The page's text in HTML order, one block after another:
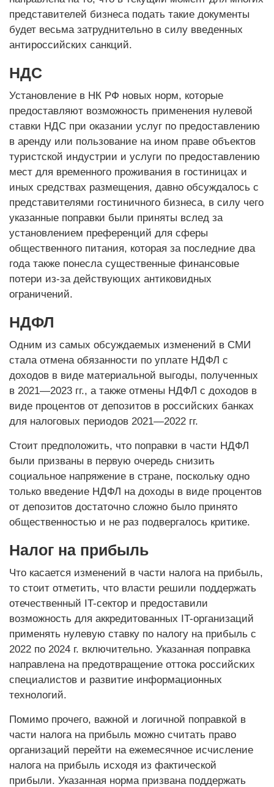
представителей бизнеса подать такие документы
будет весьма затруднительно в силу введенных
антироссийских санкций.
НДС
Установление в НК РФ новых норм, которые
предоставляют возможность применения нулевой
ставки НДС при оказании услуг по предоставлению
в аренду или пользование на ином праве объектов
туристской индустрии и услуги по предоставлению
мест для временного проживания в гостиницах и
иных средствах размещения, давно обсуждалось с
представителями гостиничного бизнеса, в силу чего
указанные поправки были приняты вслед за
установлением преференций для сферы
общественного питания, которая за последние два
года также понесла существенные финансовые
потери из-за действующих антиковидных
ограничений.
НДФЛ
Одним из самых обсуждаемых изменений в СМИ
стала отмена обязанности по уплате НДФЛ с
доходов в виде материальной выгоды, полученных
в 2021—2023 гг., а также отмены НДФЛ с доходов в
виде процентов от депозитов в российских банках
для налоговых периодов 2021—2022 гг.
Стоит предположить, что поправки в части НДФЛ
были призваны в первую очередь снизить
социальное напряжение в стране, поскольку одно
только введение НДФЛ на доходы в виде процентов
от депозитов достаточно сложно было принято
общественностью и не раз подвергалось критике.
Налог на прибыль
Что касается изменений в части налога на прибыль,
то стоит отметить, что власти решили поддержать
отечественный IT-сектор и предоставили
возможность для аккредитованных IT-организаций
применять нулевую ставку по налогу на прибыль с
2022 по 2024 г. включительно. Указанная поправка
направлена на предотвращение оттока российских
специалистов и развитие информационных
технологий.
Помимо прочего, важной и логичной поправкой в
части налога на прибыль можно считать право
организаций перейти на ежемесячное исчисление
налога на прибыль исходя из фактической
прибыли. Указанная норма призвана поддержать